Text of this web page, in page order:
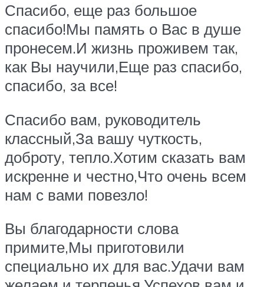
Спасибо, еще раз большое
спасибо!Мы память о Вас в душе
пронесем.И жизнь проживем так,
как Вы научили,Еще раз спасибо,
спасибо, за все!
Спасибо вам, руководитель
классный,За вашу чуткость,
доброту, тепло.Хотим сказать вам
искренне и честно,Что очень всем
нам с вами повезло!
Вы благодарности слова
примите,Мы приготовили
специально их для вас.Удачи вам